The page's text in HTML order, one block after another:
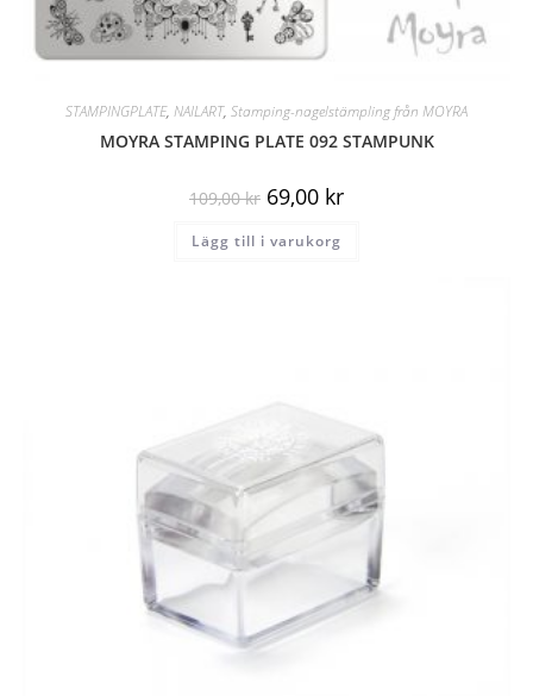
STAMPINGPLATE, NAILART, Stamping-nagelstämpling från MOYRA
MOYRA STAMPING PLATE 092 STAMPUNK
109,00kr 69,00 kr
Lägg till i varukorg